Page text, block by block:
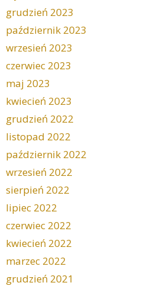
grudzień 2023
październik 2023
wrzesień 2023
czerwiec 2023
maj 2023
kwiecień 2023
grudzień 2022
listopad 2022
październik 2022
wrzesień 2022
sierpień 2022
lipiec 2022
czerwiec 2022
kwiecień 2022
marzec 2022
grudzień 2021